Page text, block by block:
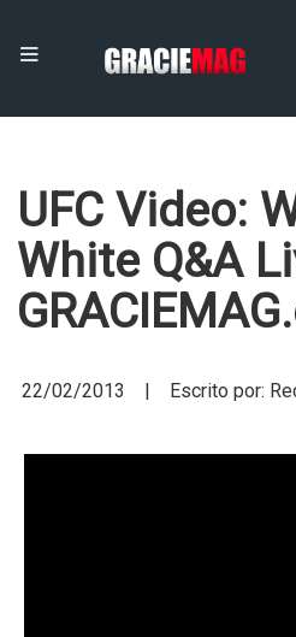
UFC Video:
White Q&A
22/02/2013 | Escrito por: